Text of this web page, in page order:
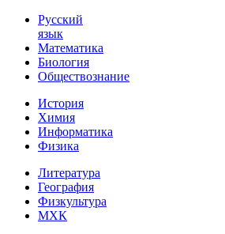
Русский
язык
Математика
Биология
Обществознание
История
Химия
Информатика
Физика
Литература
География
Физкультура
МХК